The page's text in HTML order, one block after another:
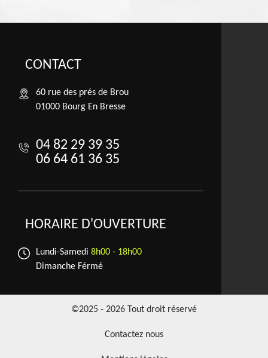
CONTACT
60 rue des prés de Brou
01000 Bourg En Bresse
04 82 29 39 35
06 64 61 36 35
HORAIRE D'OUVERTURE
Lundi-Samedi 8h00 - 18h00
Dimanche Férmé
©2025 - 2026 Tout droit réservé
Contactez nous